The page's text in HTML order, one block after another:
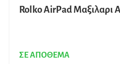
Rolko AirPad Μαξιλαρι
ΣΕ ΑΠΟΘΕΜΑ